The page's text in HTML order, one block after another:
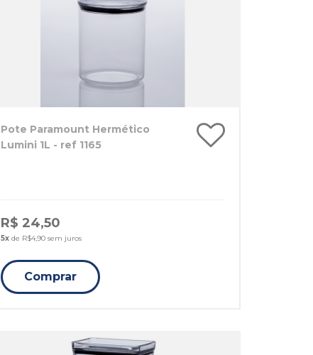
Pote Paramount Hermético
Lumini 1L - ref 1165
R$ 24,50
5x de R$4,90 sem juros
Comprar